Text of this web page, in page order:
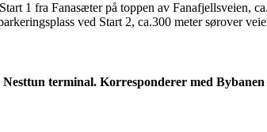
1 fra Fanasæter på toppen av Fanafjellsveien,
ved Start 2, ca.300 meter sørover
Nesttun terminal. Korresponderer med